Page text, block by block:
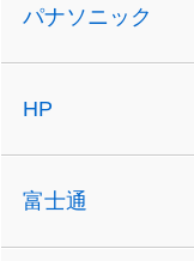
パナソニック
HP
富士通